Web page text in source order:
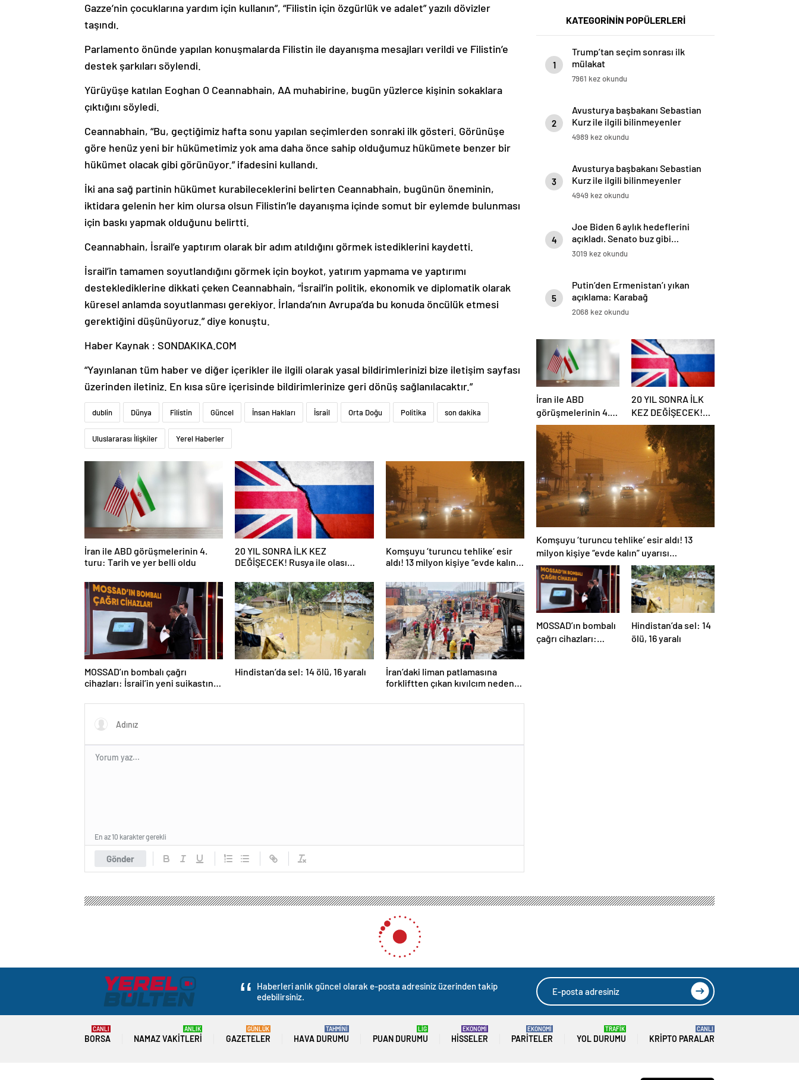
Gazze’nin çocuklarına yardım için kullanın”, “Filistin için özgürlük ve adalet” yazılı dövizler
taşındı.
Parlamento önünde yapılan konuşmalarda Filistin ile dayanışma mesajları verildi ve Filistin’e
destek şarkıları söylendi.
Yürüyüşe katılan Eoghan O Ceannabhain, AA muhabirine, bugün yüzlerce kişinin sokaklara
çıktığını söyledi.
Ceannabhain, “Bu, geçtiğimiz hafta sonu yapılan seçimlerden sonraki ilk gösteri. Görünüşe
göre henüz yeni bir hükümetimiz yok ama daha önce sahip olduğumuz hükümete benzer bir
hükümet olacak gibi görünüyor.” ifadesini kullandı.
İki ana sağ partinin hükümet kurabileceklerini belirten Ceannabhain, bugünün öneminin,
iktidara gelenin her kim olursa olsun Filistin’le dayanışma içinde somut bir eylemde bulunması
için baskı yapmak olduğunu belirtti.
Ceannabhain, İsrail’e yaptırım olarak bir adım atıldığını görmek istediklerini kaydetti.
İsrail’in tamamen soyutlandığını görmek için boykot, yatırım yapmama ve yaptırımı
desteklediklerine dikkati çeken Ceannabhain, “İsrail’in politik, ekonomik ve diplomatik olarak
küresel anlamda soyutlanması gerekiyor. İrlanda’nın Avrupa’da bu konuda öncülük etmesi
gerektiğini düşünüyoruz.” diye konuştu.
Haber Kaynak : SONDAKIKA.COM
“Yayınlanan tüm haber ve diğer içerikler ile ilgili olarak yasal bildirimlerinizi bize iletişim sayfası
üzerinden iletiniz. En kısa süre içerisinde bildirimlerinize geri dönüş sağlanılacaktır.”
dublin Dünya Filistin Güncel İnsan Hakları İsrail Orta Doğu Politika son dakika
Uluslararası İlişkiler Yerel Haberler
İran ile ABD görüşmelerinin 4.
turu: Tarih ve yer belli oldu
20 YIL SONRA İLK KEZ
DEĞİŞECEK! Rusya ile olası
güncelleniyor!
Komşuyu ‘turuncu tehlike’ esir
aldı! 13 milyon kişiye “evde kalın”
MOSSAD’ın bombalı çağrı
cihazları: İsrail’in yeni suikastını
Hindistan’da sel: 14 ölü, 16 yaralı
İran’daki liman patlamasına
forkliftten çıkan kıvılcım neden
Gönder
En az 10 karakter gerekli
KATEGORİNİN POPÜLERLERİ
1
Trump’tan seçim sonrası ilk
mülakat
7961 kez okundu
2
Avusturya başbakanı Sebastian
Kurz ile ilgili bilinmeyenler
4989 kez okundu
3
Avusturya başbakanı Sebastian
Kurz ile ilgili bilinmeyenler
4949 kez okundu
4
Joe Biden 6 aylık hedeflerini
açıkladı. Senato buz gibi…
3019 kez okundu
5
Putin’den Ermenistan’ı yıkan
açıklama: Karabağ
Azerbaycan’ın ayrılmaz bir
2068 kez okundu
İran ile ABD
görüşmelerinin 4.
turu: Tarih ve yer
belli oldu
20 YIL SONRA İLK
KEZ DEĞİŞECEK!
Rusya ile olası
savaş…
İngiltere’nin gizli
planı güncelleniyor!
Komşuyu ‘turuncu tehlike’ esir aldı! 13
milyon kişiye “evde kalın” uyarısı…
MOSSAD’ın bombalı
çağrı cihazları:
Hindistan’da sel: 14
ölü, 16 yaralı
Gürcistan’da AB Müzakereleri Protesto Ediliyor
Gürcistan’da AB Müzakereleri Protesto Ediliyor